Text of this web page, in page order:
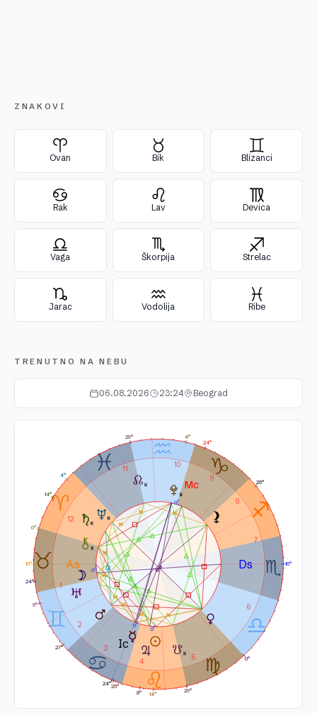
ZNAKOVI
Ovan Bik Blizanci
Rak Lav Devica
Vaga Škorpija Strelac
Jarac Vodolija Ribe
TRENUTNO NA NEBU
06.08.2026 23:24 Beograd
1
2
3
4 5
6
7
8
9
10
11
12
14°
24°
25°
0°
27°
8°
14°
5°
4°
4°
29°
0°
16°
24°
16°
24°
25°
29°